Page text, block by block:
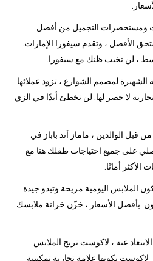
ومستحضرات التجميل من أفضل
الأفضل ، وتقدم سيفورا الإمارات.
، لن تخيب ظنك مع سيفورا.
الشهيرة لمصمم الشوارع ، تزود عملائها
لا حصر لها. لن تخطئ أبدًا في الزي
قبل الوالدين ، ماماز آند باباز في
على جميع احتياجات طفلك هنا مع
الأكثر أمانًا.
الملابس اليومية مريحة وتبدو جيدة.
بأفضل الأسعار ، خزّن خزانة ملابسك
الابتعاد عنه ، لاكوست تريح الملابس
بكونها علامة تجارية تمكينية